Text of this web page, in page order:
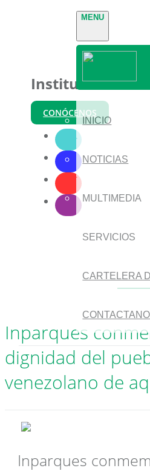
MENU
INICIO
NOTICIAS
MULTIMEDIA
SERVICIOS
CARTELERA
Instituto
CONÓCENOS
Inparques
dignidad del
venezolano de
Inparques